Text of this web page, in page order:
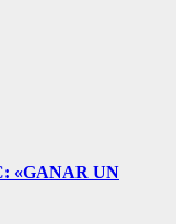
«GANAR UN